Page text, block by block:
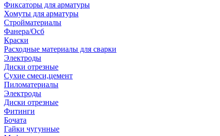
Фиксаторы для арматуры
Хомуты для арматуры
Стройматериалы
Фанера/Осб
Краски
Расходные материалы для сварки
Электроды
Диски отрезные
Сухие смеси,цемент
Пиломатериалы
Электроды
Диски отрезные
Фитинги
Бочата
Гайки чугунные